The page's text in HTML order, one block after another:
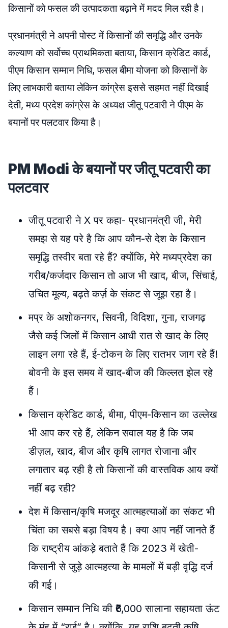
किसानों को फसल की उत्पादकता बढ़ाने में मदद मिल रही है।
प्रधानमंत्री ने अपनी पोस्ट में किसानों की समृद्धि और उनके
कल्याण को सर्वोच्च प्राथमिकता बताया, किसान क्रेडिट कार्ड,
पीएम किसान सम्मान निधि, फसल बीमा योजना को किसानों के
लिए लाभकारी बताया लेकिन कांग्रेस इससे सहमत नहीं दिखाई
देती, मध्य प्रदेश कांग्रेस के अध्यक्ष जीतू पटवारी ने पीएम के
बयानों पर पलटवार किया है।
PM Modi के बयानों पर जीतू पटवारी का
पलटवार
जीतू पटवारी ने X पर कहा- प्रधानमंत्री जी, मेरी
समझ से यह परे है कि आप कौन-से देश के किसान
समृद्धि तस्वीर बता रहे हैं? क्योंकि, मेरे मध्यप्रदेश का
गरीब/कर्जदार किसान तो आज भी खाद, बीज, सिंचाई,
उचित मूल्य, बढ़ते कर्ज़ के संकट से जूझ रहा है।
मप्र के अशोकनगर, सिवनी, विदिशा, गुना, राजगढ़
जैसे कई जिलों में किसान आधी रात से खाद के लिए
लाइन लगा रहे हैं, ई-टोकन के लिए रातभर जाग रहे हैं!
बोवनी के इस समय में खाद-बीज की किल्लत झेल रहे
हैं ।
किसान क्रेडिट कार्ड, बीमा, पीएम-किसान का उल्लेख
भी आप कर रहे हैं, लेकिन सवाल यह है कि जब
डीज़ल, खाद, बीज और कृषि लागत रोजाना और
लगातार बढ़ रही है तो किसानों की वास्तविक आय क्यों
नहीं बढ़ रही?
देश में किसान/कृषि मजदूर आत्महत्याओं का संकट भी
चिंता का सबसे बड़ा विषय है । क्या आप नहीं जानते हैं
कि राष्ट्रीय आंकड़े बताते हैं कि 2023 में खेती-
किसानी से जुड़े आत्महत्या के मामलों में बड़ी वृद्धि दर्ज
की गई।
किसान सम्मान निधि की ₹6,000 सालाना सहायता ऊंट